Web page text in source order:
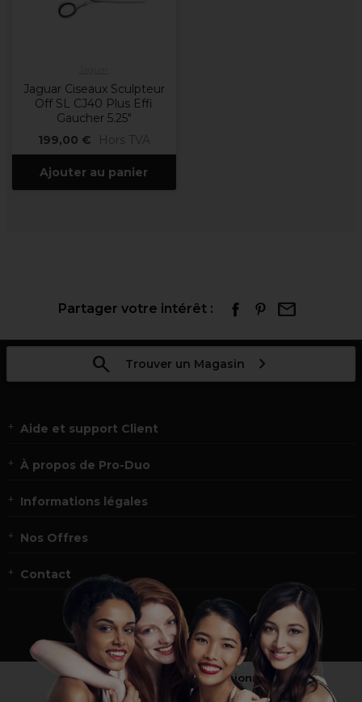
Jaguar Ciseaux Sculpteur
Off SL CJ40 Plus Effi
Gaucher 5.25"
199,00 €
Hors TVA
Ajouter au panier
Partager votre intérêt :
Trouver un Magasin
Aide et support Client
À propos de Pro-Duo
Informations légales
Nos Offres
Contact
Vous n’êtes pas un professionnel ?
Visitez notre site pourles particuliers !